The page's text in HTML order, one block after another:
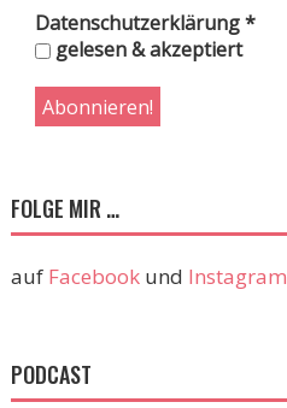
Datenschutzerklärung*
gelesen & akzeptiert
FOLGE MIR …
auf Facebookund Instagram
PODCAST